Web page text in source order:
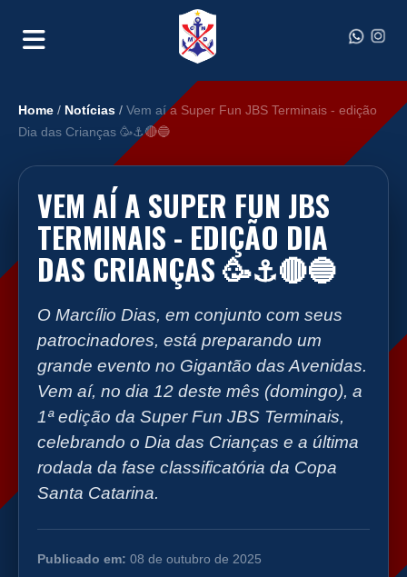
Home / Notícias / Vem aí a Super Fun JBS Terminais - edição
Dia das Crianças 🥳⚓️🔴🔵
VEM AÍ A SUPER FUN JBS
TERMINAIS - EDIÇÃO DIA
DAS CRIANÇAS 🥳⚓️🔴🔵
O Marcílio Dias, em conjunto com seus
patrocinadores, está preparando um
grande evento no Gigantão das Avenidas.
Vem aí, no dia 12 deste mês (domingo), a
1ª edição da Super Fun JBS Terminais,
celebrando o Dia das Crianças e a última
rodada da fase classificatória da Copa
Santa Catarina.
Publicado em: 08 de outubro de 2025